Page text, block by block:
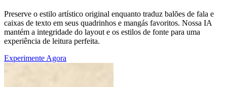
Preserve o estilo artístico original enquanto traduz balões de fala e
caixas de texto em seus quadrinhos e mangás favoritos. Nossa IA
mantém a integridade do layout e os estilos de fonte para uma
experiência de leitura perfeita.
Experimente Agora